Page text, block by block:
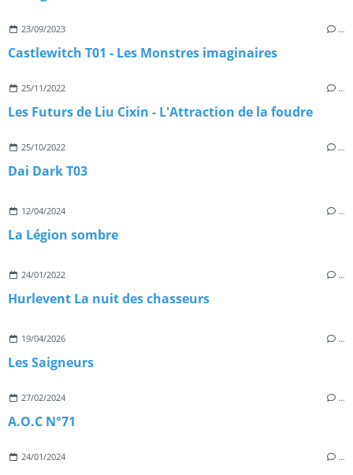
23/09/2023 …
Castlewitch T01 - Les Monstres imaginaires
25/11/2022 …
Les Futurs de Liu Cixin - L'Attraction de la foudre
25/10/2022 …
Dai Dark T03
12/04/2024 …
La Légion sombre
24/01/2022 …
Hurlevent La nuit des chasseurs
19/04/2026 …
Les Saigneurs
27/02/2024 …
A.O.C N°71
24/01/2024 …